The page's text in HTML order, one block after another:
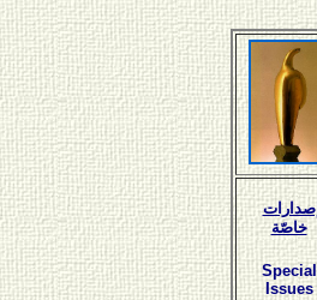
إصدارات
خاصّة
Special
Issues